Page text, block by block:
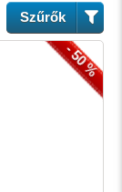
Szűrők
- 50 %